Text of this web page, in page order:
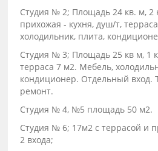
Студия № 2; Площадь 24 кв. м, 2
прихожая - кухня, душ/т,
холодильник, плита,
Студия № 3; Площадь 25 кв м, 1
терраса 7 м2. Мебель,
кондиционер. Отдельный вход.
ремонт.
Студия № 4, №5 площадь 50 м2.
Студия № 6; 17м2 с террасой и
2 входа;